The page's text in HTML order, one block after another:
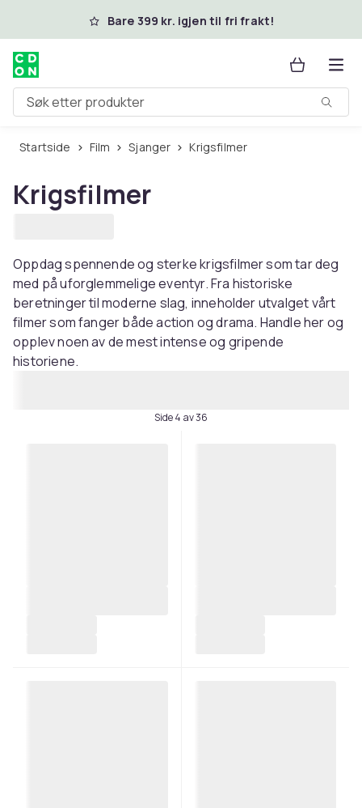
Hopp til hovedinnholdBare 399 kr. igjen til fri frakt!
Søk etter produkter
Startside Film Sjanger Krigsfilmer
Krigsfilmer
Oppdag spennende og sterke krigsfilmer som tar deg
med på uforglemmelige eventyr. Fra historiske
beretninger til moderne slag, inneholder utvalget vårt
filmer som fanger både action og drama. Handle her og
opplev noen av de mest intense og gripende
historiene.
Side 4 av 36